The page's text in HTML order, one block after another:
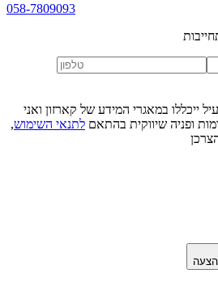
058-7809093
ייכללו במאגרי המידע של קארזון ואני
ופניה שיווקית בהתאם לתנאי השימוש,